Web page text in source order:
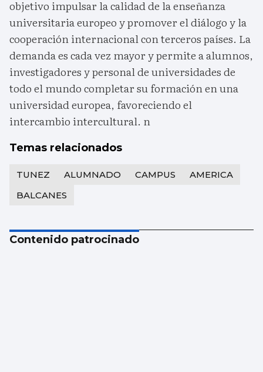
objetivo impulsar la calidad de la enseñanza
universitaria europeo y promover el diálogo y la
cooperación internacional con terceros países. La
demanda es cada vez mayor y permite a alumnos,
investigadores y personal de universidades de
todo el mundo completar su formación en una
universidad europea, favoreciendo el
intercambio intercultural. n
Temas relacionados
TUNEZ ALUMNADO CAMPUS
AMERICA
BALCANES
Contenido patrocinado